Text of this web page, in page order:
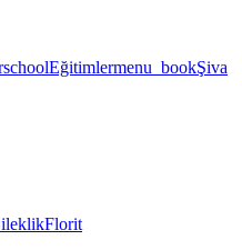
schoolEğitimlermenu_bookŞiva
Florit